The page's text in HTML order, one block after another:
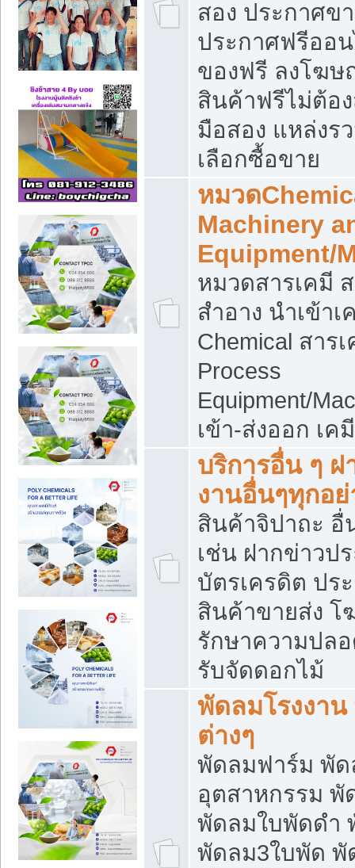
สอง ประกาศข
ประกาศฟรีออ
ของฟรี ลงโฆ
สินค้าฟรีไม่ต้อ
มือสอง แหล่งร
เลือกซื้อขาย
หมวด
Machinery
Equipment/
หมวดสารเคมี
สำอาง นำเข้
Chemical สาร
Process
Equipment/
เข้า-ส่งออก เ
บริการอื่น ๆ
งานอื่นๆทุกอ
สินค้าจิปาถะ อื่
เช่น ฝากข่าวป
บัตรเครดิต ปร
สินค้าขายส่ง
รักษาความปล
รับจัดดอกไม้
พัดลมโรงงา
ต่างๆ
พัดลมฟาร์ม พัด
อุตสาหกรรม
พัดลมใบพัดดำ
พัดลม3ใบพัด พั